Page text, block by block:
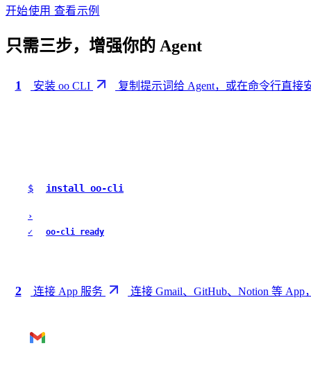
开始使用 查看示例
只需三步，增强你的 Agent
1 安装 oo CLI 复制提示词给 Agent，或在命令行直接
$ install oo-cli
›
✓
oo-cli ready
2 连接 App 服务 连接 Gmail、GitHub、Notion 等